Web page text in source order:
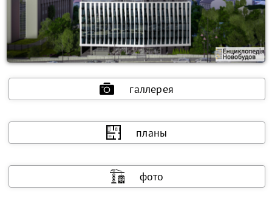
галлерея
планы
фото